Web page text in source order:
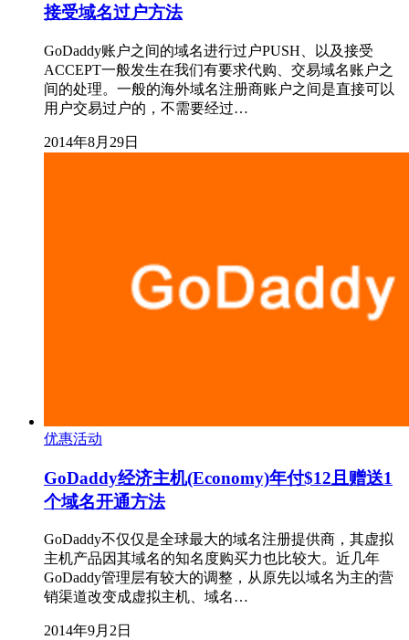
接受域名过户方法
GoDaddy账户之间的域名进行过户PUSH、以及接受
ACCEPT一般发生在我们有要求代购、交易域名账户之
间的处理。一般的海外域名注册商账户之间是直接可以
用户交易过户的，不需要经过…
2014年8月29日
优惠活动
GoDaddy经济主机(Economy)年付$12且赠送1
个域名开通方法
GoDaddy不仅仅是全球最大的域名注册提供商，其虚拟
主机产品因其域名的知名度购买力也比较大。近几年
GoDaddy管理层有较大的调整，从原先以域名为主的营
销渠道改变成虚拟主机、域名…
2014年9月2日